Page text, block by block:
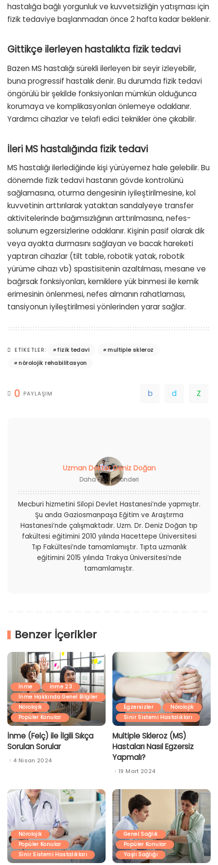
hastalığa bağlı yorgunluk ve kuvvetsizliğin yatışması için
fizik tedaviye başlanmadan önce 2 hafta kadar beklenir.
Gittikçe ilerleyen hastalıkta fizik tedavi
Bazen MS hastalığı sürekli ilerleyen bir seyir izleyebilir,
buna progressif hastalık denir. Bu durumda fizik tedavi
öngörülü bir şekilde fonksiyonları mümkün olduğunca
korumaya ve komplikasyonları önlemeye odaklanır.
Yardımcı cihazlar ve telafi edici teknikler öne çıkabilir.
İleri MS hastalığında fizik tedavi
MS hastalığı ilerlediğinde kişi yürüyemez hale gelebilir. Bu
dönemde fizik tedavi hastanın gövde kontrolünü
sağlamasına, oturma dengesinin iyileştirilmesine, kol
kuvvetinin arttırılarak yataktan sandalyeye transfer
aktivitelerinde bağımsızlığının arttırılmasına, nefes-
solunum egzersizlerine odaklanır. Kişinin pasif olarak dik
veya ayakta durmasını sağlayan ve bacak hareketi
yaptıran cihazlar (tilt table, robotik yatak, robotik
yürüme cihazı vb) spastisitenin azaltılması, mesane ve
bağırsak fonksiyonları, kemiklere yük binmesi ile kemik
erimesinin önlenmesi, nefes almanın rahatlaması,
tansiyonun iyileştirilmesi yönlerinden yarar sağlar.
ETIKETLER: fizik tedavi
multiple skleroz
nörolojik rehabilitasyon
0 PAYLAŞIM
Uzman Doktor Deniz Doğan
Daha Fazla Gönderi
Mecburi hizmetini Silopi Devlet Hastanesi’nde yapmıştır.
Şu anda Gaziosmanpaşa Eğitim ve Araştırma
Hastanesi’nde çalışmaktadır. Uzm. Dr. Deniz Doğan tıp
fakültesi eğitimini 2010 yılında Hacettepe Üniversitesi
Tıp Fakültesi’nde tamamlamıştır. Tıpta uzmanlık
eğitimini 2015 yılında Trakya Üniversitesi’nde
tamamlamıştır.
Benzer İçerikler
İnme
inme 23
İnme Hakkında Genel Bilgiler
Nörolojik
Popüler Konular
İnme (Felç) ile İlgili Sıkça
Sorulan Sorular
4 Nisan 2024
Egzersizler
Nörolojik
Sinir Sistemi Hastalıkları
Multiple Skleroz (MS)
Hastaları Nasıl Egzersiz
Yapmalı?
19 Mart 2024
Nörolojik
Popüler Konular
Sinir Sistemi Hastalıkları
Genel Sağlık
Popüler Konular
Yaşlı Sağlığı